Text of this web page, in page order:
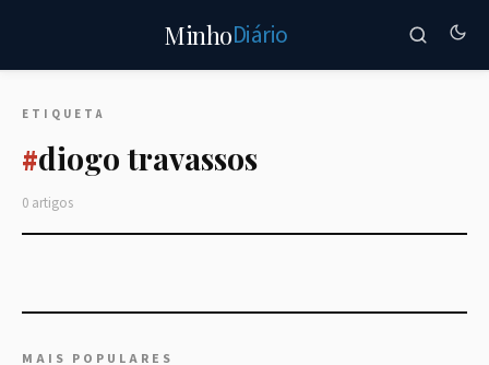
MinhoDiário
ETIQUETA
#diogo travassos
0 artigos
MAIS POPULARES